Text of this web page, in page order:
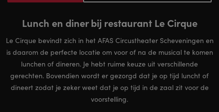
Lunch en diner bij restaurant Le Cirque
Le Cirque bevindt zich in het AFAS Circustheater Scheveningen en
is daarom de perfecte locatie om voor of na de musical te komen
lunchen of dineren. Je hebt ruime keuze uit verschillende
gerechten. Bovendien wordt er gezorgd dat je op tijd luncht of
dineert zodat je zeker weet dat je op tijd in de zaal zit voor de
voorstelling.